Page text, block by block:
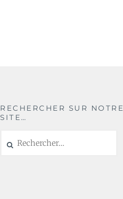
RECHERCHER SUR NOTRE
SITE…